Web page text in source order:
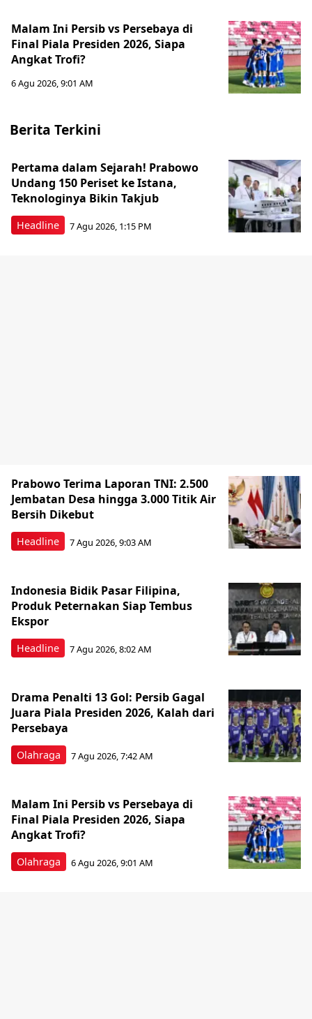
Malam Ini Persib vs Persebaya di
Final Piala Presiden 2026, Siapa
Angkat Trofi?
6 Agu 2026, 9:01 AM
Berita Terkini
Headline
Pertama dalam Sejarah! Prabowo
Undang 150 Periset ke Istana,
Teknologinya Bikin Takjub
7 Agu 2026, 1:15 PM
Headline
Prabowo Terima Laporan TNI: 2.500
Jembatan Desa hingga 3.000 Titik Air
Bersih Dikebut
7 Agu 2026, 9:03 AM
Headline
Indonesia Bidik Pasar Filipina,
Produk Peternakan Siap Tembus
Ekspor
7 Agu 2026, 8:02 AM
Olahraga
Drama Penalti 13 Gol: Persib Gagal
Juara Piala Presiden 2026, Kalah dari
Persebaya
7 Agu 2026, 7:42 AM
Olahraga
Malam Ini Persib vs Persebaya di
Final Piala Presiden 2026, Siapa
Angkat Trofi?
6 Agu 2026, 9:01 AM